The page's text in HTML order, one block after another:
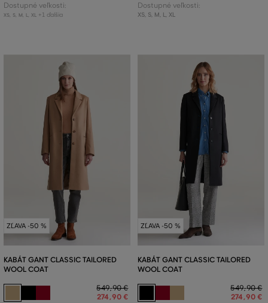
Dostupné veľkosti:
XS, S, M L XL +1 ďalšia
Dostupné veľkosti:
XS, S, M, L, XL
ZĽAVA -50 %
KABÁT GANT CLASSIC TAILORED
WOOL COAT
549,90 €
274,90 €
ZĽAVA -50 %
KABÁT GANT CLASSIC TAILORED
WOOL COAT
549,90 €
274,90 €